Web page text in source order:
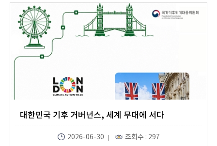
대한민국 기후 거버넌스, 세계 무대에 서다
2026-06-30 조회수 : 297